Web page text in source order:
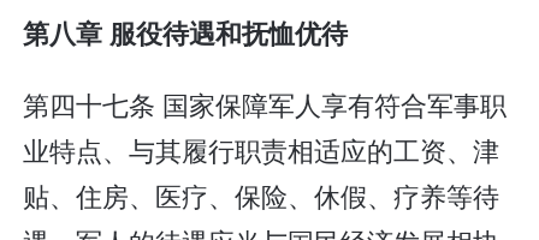
第八章 服役待遇和抚恤优待
第四十七条 国家保障军人享有符合军事职
业特点、与其履行职责相适应的工资、津
贴、住房、医疗、保险、休假、疗养等待